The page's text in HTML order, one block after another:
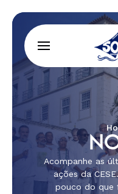
Acompanhe as
ações da
pouco do que